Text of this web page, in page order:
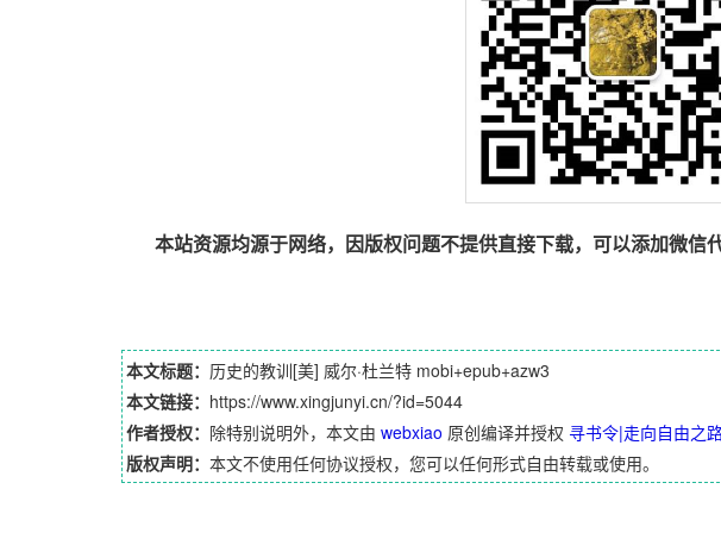
本站资源均源于网络，因版权问题不提供直接下载，可以添加微信
本文标题： 历史的教训[美] 威尔·杜兰特 mobi+epub+azw3
本文链接： https://www.xingjunyi.cn/?id=5044
作者授权： 除特别说明外，本文由 webxiao 原创编译并授权 寻书令|走向自由之
版权声明： 本文不使用任何协议授权，您可以任何形式自由转载或使用。